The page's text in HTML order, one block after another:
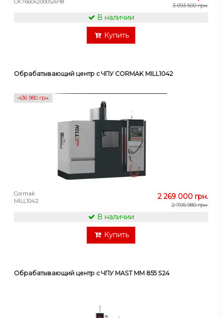
CKT660x2000SAH8
3 093 500 грн.
В наличии
Купить
Обрабатывающий центр с ЧПУ CORMAK MILL1042
-436 980 грн.
Cormak
MILL1042
2 269 000 грн.
2 705 980 грн.
В наличии
Купить
Обрабатывающий центр с ЧПУ MAST MM 855 S24